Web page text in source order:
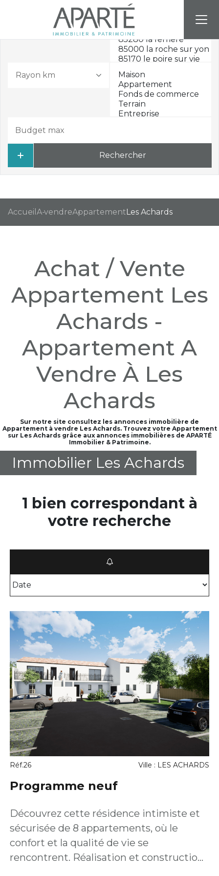
Rayon km
Rechercher
Accueil A vendreAppartementLes Achards
Achat / Vente
Appartement Les
Achards -
Appartement A
Vendre À Les
Achards
Sur notre site consultez les annonces immobilière de
Appartement à vendre Les Achards. Trouvez votre Appartement
sur Les Achards grâce aux annonces immobilières de APARTÉ
Immobilier & Patrimoine.
Immobilier Les Achards
1 bien correspondant à
votre recherche
Réf.26 Ville : LES ACHARDS
Programme neuf
Découvrez cette résidence intimiste et
sécurisée de 8 appartements, où le
confort et la qualité de vie se
rencontrent. Réalisation et construction